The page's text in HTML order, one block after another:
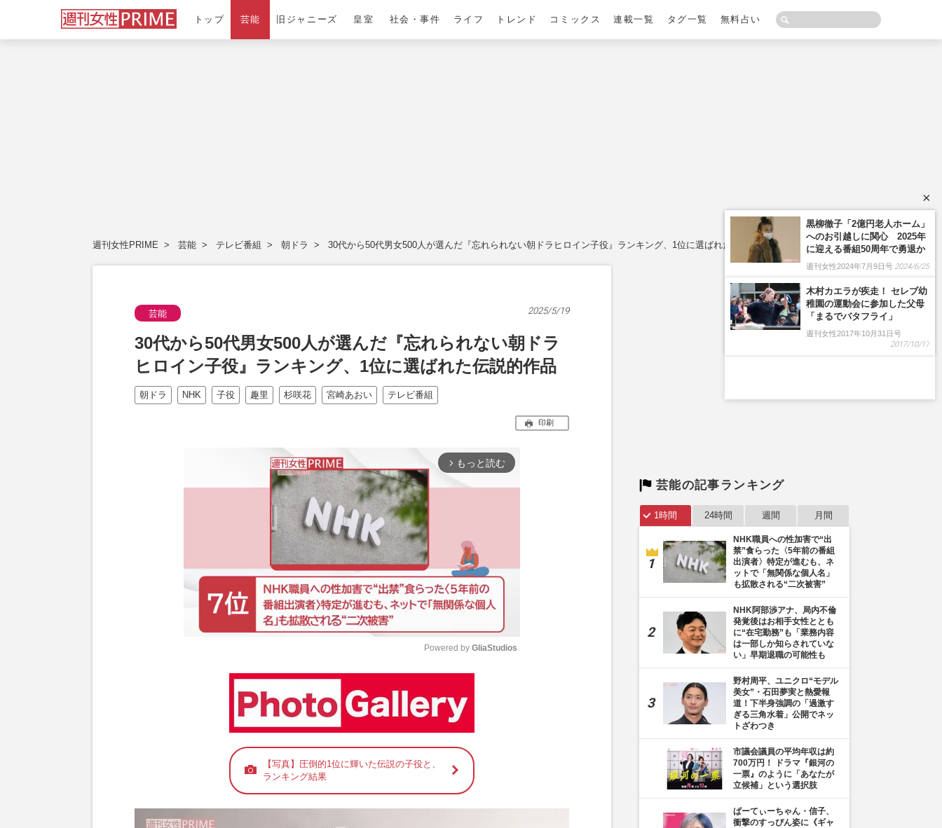
トップ 芸能 旧ジャニーズ 皇室 社会・事件 ライフ トレンド コミックス 連載一覧 タグ一覧 無料占い
週刊女性PRIME 芸能 テレビ番組 朝ドラ 30代から50代男女500人が選んだ『忘れられない朝ドラヒロイン子役』ランキング、1位に選ばれた伝説的作品
芸能 2025/5/19
30代から50代男女500人が選んだ『忘れられない朝ドラ
ヒロイン子役』ランキング、1位に選ばれた伝説的作品
朝ドラ NHK 子役 趣里 杉咲花 宮崎あおい テレビ番組
印刷
arrow_forward_ios もっと読む
u
e
Powered by GliaStudios
【写真】圧倒的1位に輝いた伝説の子役と、
ランキング結果
芸能の記事ランキング
1時間 24時間 週間 月間
NHK職員への性加害で“出
禁”食らった〈5年前の番組
出演者〉特定が進むも、ネ
ットで「無関係な個人名」
も拡散される“二次被害”
NHK阿部渉アナ、局内不倫
発覚後はお相手女性ととも
に“在宅勤務”も「業務内容
は一部しか知らされていな
い」早期退職の可能性も
野村周平、ユニクロ“モデル
美女”・石田夢実と熱愛報
道！下半身強調の「過激す
ぎる三角水着」公開でネッ
トざわつき
市議会議員の平均年収は約
700万円！ ドラマ『銀河の
一票』のように「あなたが
立候補」という選択肢
ぱーてぃーちゃん・信子、
衝撃のすっぴん姿に《ギャ
×
黒柳徹子「2億円老人ホーム」
へのお引越しに関心 2025年
に迎える番組50周年で勇退か
週刊女性2024年7月9日号 2024/6/25
木村カエラが疾走！ セレブ幼
稚園の運動会に参加した父母
「まるでバタフライ」
週刊女性2017年10月31日号
2017/10/17